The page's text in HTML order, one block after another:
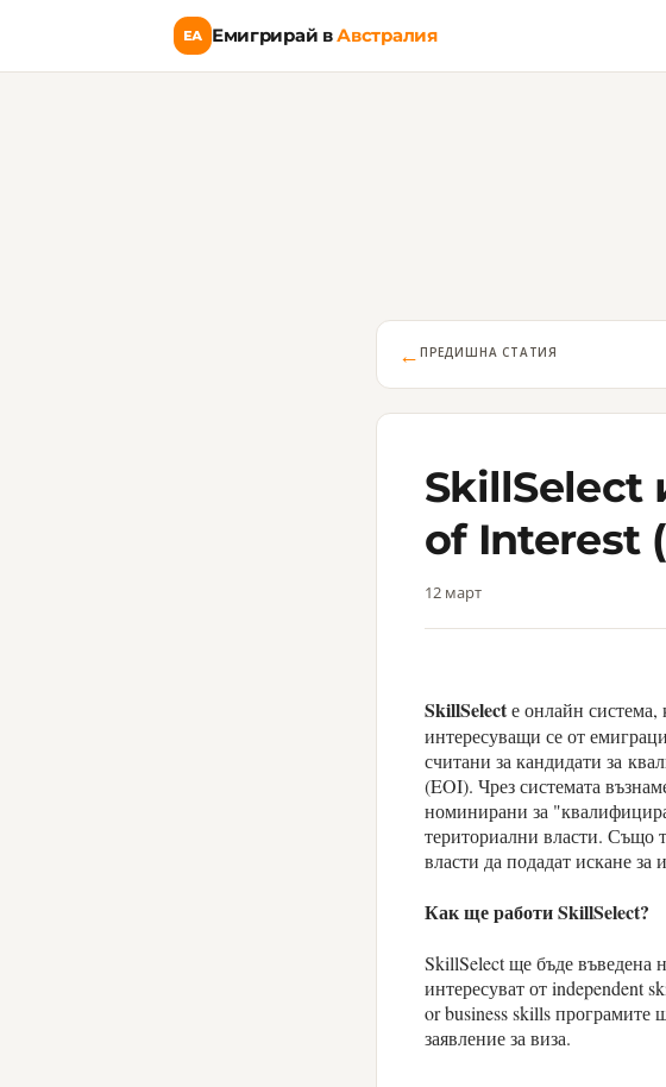
ЕА Емигрирай вАвстралия
← ПРЕДИШНА СТАТИЯ
SkillSelect
of Interest
12 март
SkillSelectе онлайн
интересуващи се от
считани за кандидати за
(EOI). Чрез системата
номинирани за
териториални власти. Също
власти да подадат искане за
Как ще работи SkillSelect?
SkillSelect ще бъде въведена
интересуват от independent
or business skills програмите
заявление за виза.